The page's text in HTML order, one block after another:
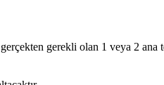
gerekli olan 1 veya 2